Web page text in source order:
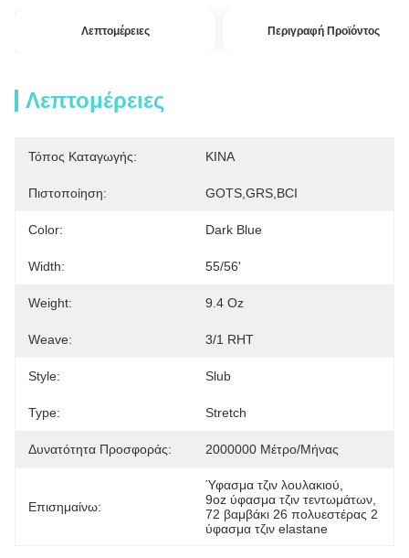
Λεπτομέρειες Περιγραφή Προϊόντος
Λεπτομέρειες
Τόπος Καταγωγής: ΚΙΝΑ
Πιστοποίηση: GOTS,GRS,BCI
Color: Dark Blue
Width: 55/56'
Weight: 9.4 Oz
Weave: 3/1 RHT
Style: Slub
Type: Stretch
Δυνατότητα Προσφοράς: 2000000 Μέτρο/μήνας
Επισημαίνω:
Ύφασμα τζιν λουλακιού
9oz ύφασμα τζιν τεντωμάτων
72 βαμβάκι 26 πολυεστέρας 2
ύφασμα τζιν elastane